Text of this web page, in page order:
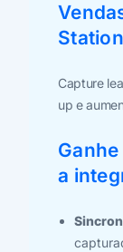
Capture
up e
a